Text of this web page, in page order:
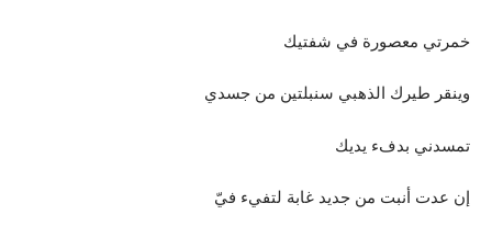
خمرتي معصورة في شفتيك
وينقر طيرك الذهبي سنبلتين من جسدي
تمسدني بدفء يديك
إن عدت أنبت من جديد غابة لتفيء فيّ